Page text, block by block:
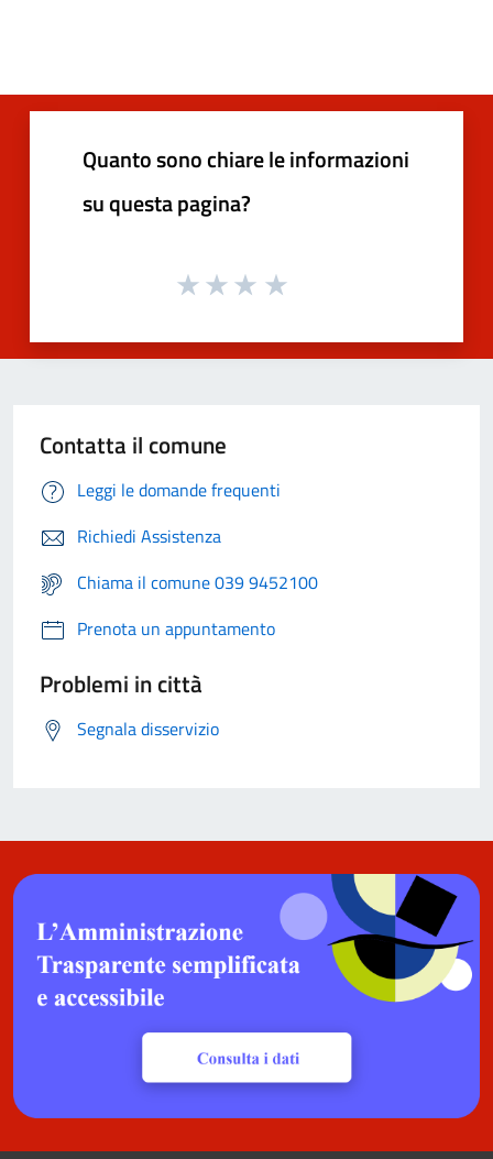
Quanto sono chiare le informazioni
su questa pagina?
Contatta il comune
Leggi le domande frequenti
Richiedi Assistenza
Chiama il comune 039 9452100
Prenota un appuntamento
Problemi in città
Segnala disservizio